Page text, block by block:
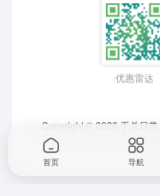
优惠雷达
Copyright © 2026 于总日常
首页 导航